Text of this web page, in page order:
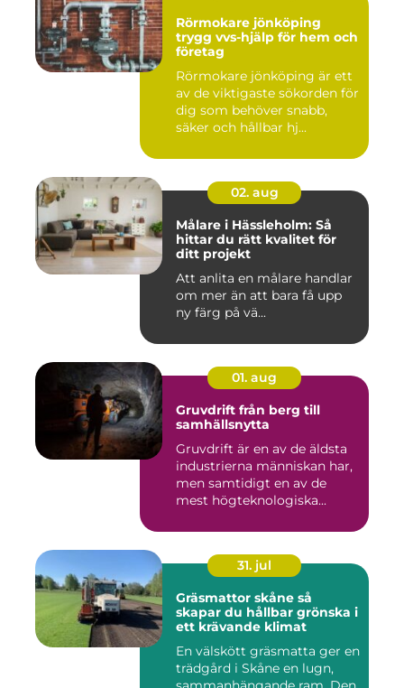
Rörmokare jönköping
trygg vvs-hjälp för hem och
företag
Rörmokare jönköping är ett
av de viktigaste sökorden för
dig som behöver snabb,
säker och hållbar hj...
02. aug
Målare i Hässleholm: Så
hittar du rätt kvalitet för
ditt projekt
Att anlita en målare handlar
om mer än att bara få upp
ny färg på vä...
01. aug
Gruvdrift från berg till
samhällsnytta
Gruvdrift är en av de äldsta
industrierna människan har,
men samtidigt en av de
mest högteknologiska...
31. jul
Gräsmattor skåne så
skapar du hållbar grönska i
ett krävande klimat
En välskött gräsmatta ger en
trädgård i Skåne en lugn,